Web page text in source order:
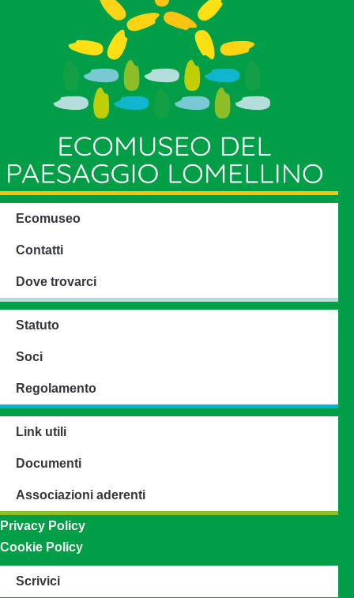
Ecomuseo
Contatti
Dove trovarci
Statuto
Soci
Regolamento
Link utili
Documenti
Associazioni aderenti
Privacy Policy
Cookie Policy
Scrivici